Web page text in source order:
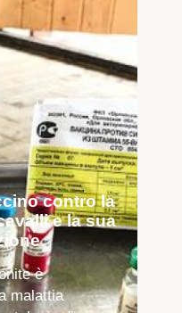
contro la
e la sua
è
malattia